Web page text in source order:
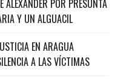
ALEXANDER POR PRESUNTA
Y UN ALGUACIL
EN ARAGUA
A LAS VÍCTIMAS